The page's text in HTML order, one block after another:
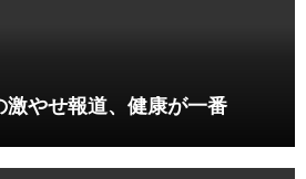
激やせ報道、健康が一番